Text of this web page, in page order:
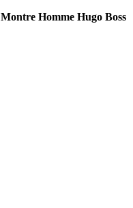
Montre Homme Hugo Boss